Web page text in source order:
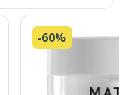
-60%